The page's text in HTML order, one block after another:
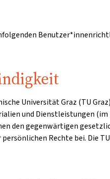
Universität Graz (TU
und Dienstleistungen
den gegenwärtigen
Rechte bei. Die